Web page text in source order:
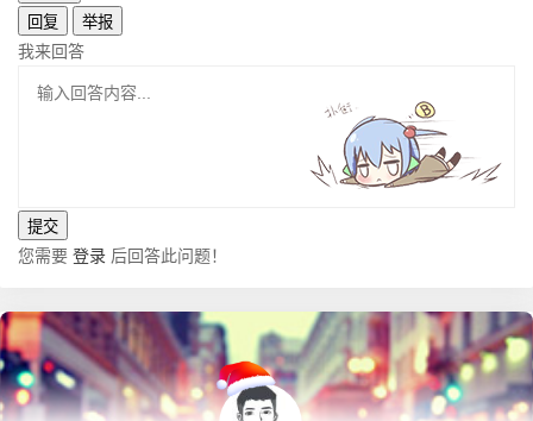
回复
举报
我来回答
您需要 登录 后回答此问题！